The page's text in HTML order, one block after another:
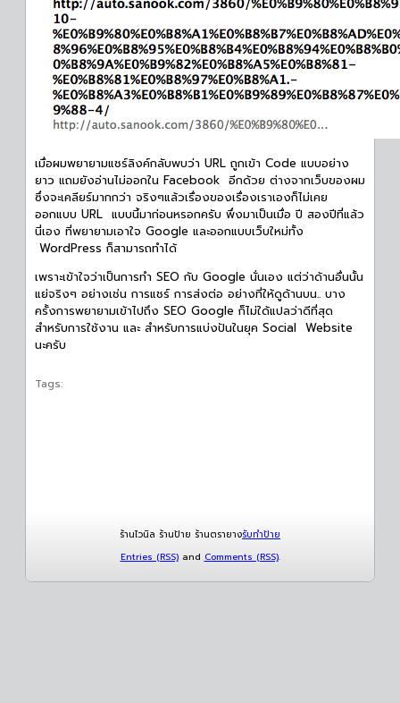
เมื่อผมพยายามแชร์ลิงค์กลับพบว่า URL ถูกเข้า Code แบบอย่าง
ยาว แถมยังอ่านไม่ออกใน Facebook อีกด้วย ต่างจากเว็บของผม
ซึ่งจะเคลียร์มากกว่า จริงๆแล้วเรื่องของเรื่องเราเองก็ไม่เคย
ออกแบบ URL แบบนี้มาก่อนหรอกครับ พึ่งมาเป็นเมื่อ ปี สองปีที่แล้ว
นี่เอง ที่พยายามเอาใจ Google และออกแบบเว็บใหม่ทั้ง
WordPress ก็สามารถทำได้
เพราะเข้าใจว่าเป็นการทำ SEO กับ Google นั่นเอง แต่ว่าด้านอื่นนั้น
แย่จริงๆ อย่างเช่น การแชร์ การส่งต่อ อย่างที่ให้ดูด้านบน.. บาง
ครั้งการพยายามเข้าไปถึง SEO Google ก็ไม่ใด้แปลว่าดีที่สุด
สำหรับการใช้งาน และ สำหรับการแบ่งปันในยุค Social Website
นะครับ
Tags:
ร้านไวนิล ร้านป้าย ร้านตรายางรับทำป้าย
Entries (RSS)and Comments (RSS).